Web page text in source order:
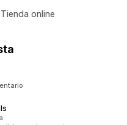
online